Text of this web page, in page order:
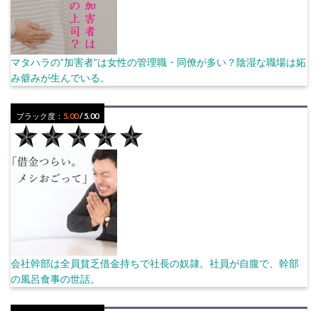
マタハラの”加害者”は女性の管理職・同僚が多い？陰湿な職場は妬
み僻みが生んでいる。
ブラック度： 5.00/ 5.00
会社幹部は全員貧乏借金持ちで社長の奴隷。社員が自腹で、幹部
の風呂食事の世話。